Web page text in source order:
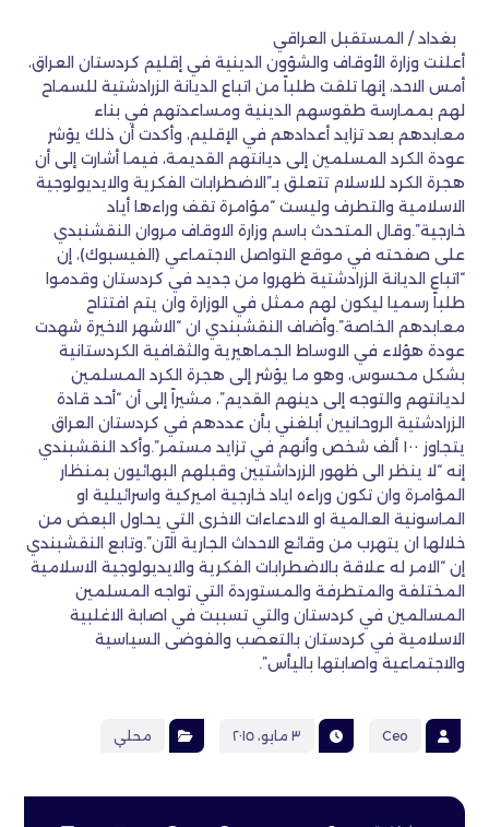
بغداد / المستقبل العراقي
أعلنت وزارة الأوقاف والشؤون الدينية في إقليم كردستان العراق،
أمس الاحد، إنها تلقت طلباً من اتباع الديانة الزرادشتية للسماح
لهم بممارسة طقوسهم الدينية ومساعدتهم في بناء
معابدهم بعد تزايد أعدادهم في الإقليم، وأكدت أن ذلك يؤشر
عودة الكرد المسلمين إلى ديانتهم القديمة، فيما أشارت إلى أن
هجرة الكرد للاسلام تتعلق بـ”الاضطرابات الفكرية والايديولوجية
الاسلامية والتطرف وليست “مؤامرة تقف وراءها أياد
خارجية”.وقال المتحدث باسم وزارة الاوقاف مروان النقشنبدي
على صفحته في موقع التواصل الاجتماعي (الفيسبوك)، إن
“اتباع الديانة الزرادشتية ظهروا من جديد في كردستان وقدموا
طلباً رسميا ليكون لهم ممثل في الوزارة وان يتم افتتاح
معابدهم الخاصة”.وأضاف النقشبندي ان “الاشهر الاخيرة شهدت
عودة هؤلاء في الاوساط الجماهيرية والثقافية الكردستانية
بشكل محسوس، وهو ما يؤشر إلى هجرة الكرد المسلمين
لديانتهم والتوجه إلى دينهم القديم”، مشيراً إلى أن “أحد قادة
الزرادشتية الروحانيين أبلغني بأن عددهم في كردستان العراق
يتجاوز ١٠٠ ألف شخص وأنهم في تزايد مستمر”.وأكد النقشبندي
إنه “لا ينظر الى ظهور الزرداشتيين وقبلهم البهائيون بمنظار
المؤامرة وان تكون وراءه اياد خارجية اميركية واسرائيلية او
الماسونية العالمية او الادعاءات الاخرى التي يحاول البعض من
خلالها ان يتهرب من وقائع الاحداث الجارية الآن”.وتابع النقشبندي
إن “الامر له علاقة بالاضطرابات الفكرية والايديولوجية الاسلامية
المختلفة والمتطرفة والمستوردة التي تواجه المسلمين
المسالمين في كردستان والتي تسببت في اصابة الاغلبية
الاسلامية في كردستان بالتعصب والفوضى السياسية
والاجتماعية واصابتها باليأس”.
Ceo ٣ مايو، ٢٠١٥ محلي